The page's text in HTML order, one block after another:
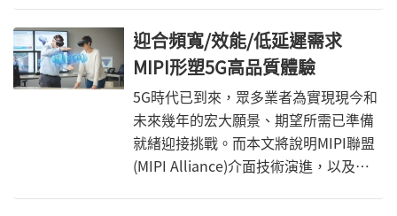
性能，本文在最後也給予簡短的結論。
台的設計與實作。這類平台除了能在後
傳(Backhaul)與前傳(Fronthaul)網路中
用來轉換常見的28GHz與39GHz頻段，
還能用在許多其他超寬頻寬發送器與接
收器應用上。
迎合頻寬/效能/低延遲需求
MIPI形塑5G高品質體驗
5G時代已到來，眾多業者為實現現今和
未來幾年的宏大願景、期望所需已準備
就緒迎接挑戰。而本文將說明MIPI聯盟
(MIPI Alliance)介面技術演進，以及其